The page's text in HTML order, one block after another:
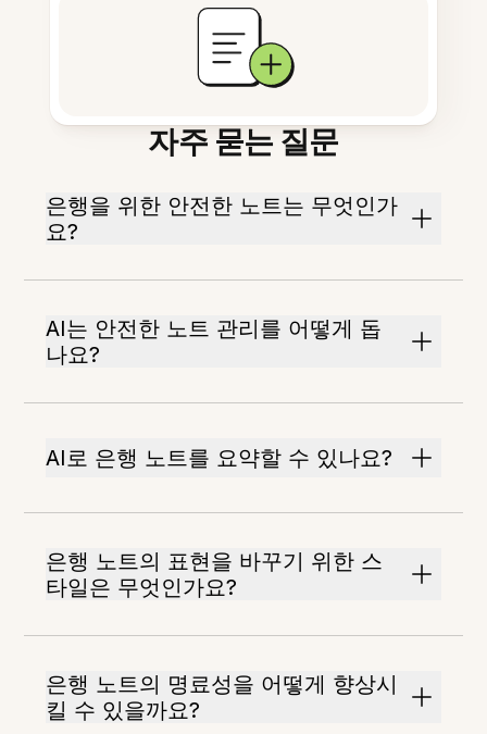
자주 묻는 질문
은행을 위한 안전한 노트는 무엇인가
요?
AI는 안전한 노트 관리를 어떻게 돕
나요?
AI로 은행 노트를 요약할 수 있나요?
은행 노트의 표현을 바꾸기 위한 스
타일은 무엇인가요?
은행 노트의 명료성을 어떻게 향상시
킬 수 있을까요?